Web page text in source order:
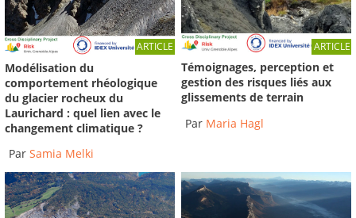
ARTICLE
Modélisation du
comportement rhéologique
du glacier rocheux du
Laurichard : quel lien avec le
changement climatique ?
Par Samia Melki
ARTICLE
Témoignages, perception et
gestion des risques liés aux
glissements de terrain
Par Maria Hagl